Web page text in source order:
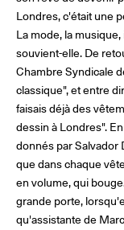
Londres, c'était une
La mode, la
souvient-elle. De
Chambre Syndicale
classique", et entre
faisais déjà des
dessin à Londres".
donnés par Salvador
que dans chaque
en volume, qui
grande porte,
qu'assistante de
Prochaines
Magazine - Insider